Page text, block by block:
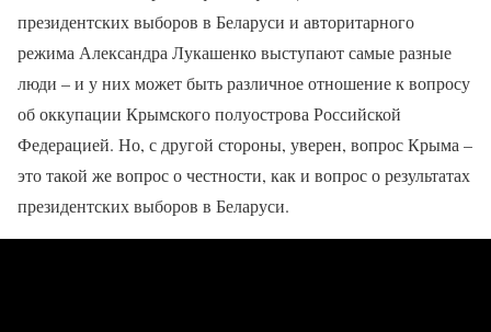
президентских выборов в Беларуси и авторитарного
режима Александра Лукашенко выступают самые разные
люди – и у них может быть различное отношение к вопросу
об оккупации Крымского полуострова Российской
Федерацией. Но, с другой стороны, уверен, вопрос Крыма –
это такой же вопрос о честности, как и вопрос о результатах
президентских выборов в Беларуси.